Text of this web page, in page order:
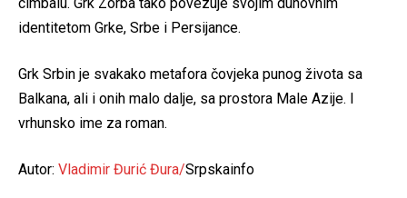
identitetom Grke, Srbe i Persijance.
Grk Srbin je svakako metafora čovjeka punog života sa
Balkana, ali i onih malo dalje, sa prostora Male Azije. I
vrhunsko ime za roman.
Autor: Vladimir Đurić Đura/Srpskainfo